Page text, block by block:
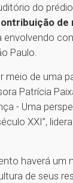
do
Paulo.
de uma
Patrícia
- Uma
XXI”,
haverá um
de seus